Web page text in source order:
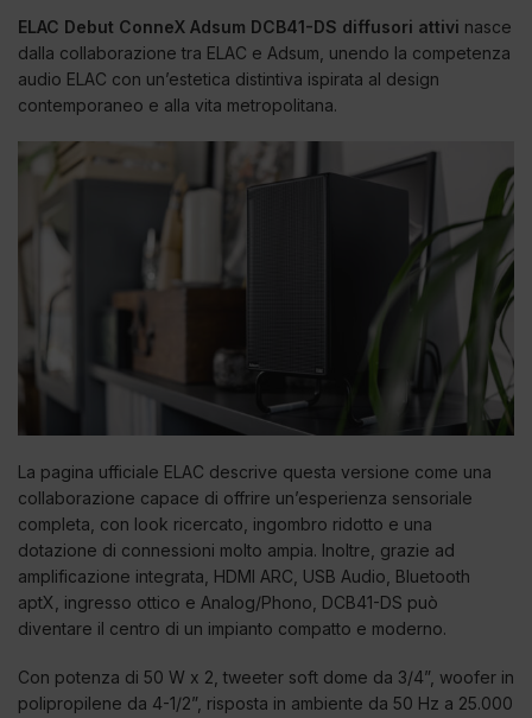
ELAC Debut ConneX Adsum DCB41-DS diffusori attivi nasce
dalla collaborazione tra ELAC e Adsum, unendo la competenza
audio ELAC con un’estetica distintiva ispirata al design
contemporaneo e alla vita metropolitana.
La pagina ufficiale ELAC descrive questa versione come una
collaborazione capace di offrire un’esperienza sensoriale
completa, con look ricercato, ingombro ridotto e una
dotazione di connessioni molto ampia. Inoltre, grazie ad
amplificazione integrata, HDMI ARC, USB Audio, Bluetooth
aptX, ingresso ottico e Analog/Phono, DCB41-DS può
diventare il centro di un impianto compatto e moderno.
Con potenza di 50 W x 2, tweeter soft dome da 3/4”, woofer in
polipropilene da 4-1/2”, risposta in ambiente da 50 Hz a 25.000